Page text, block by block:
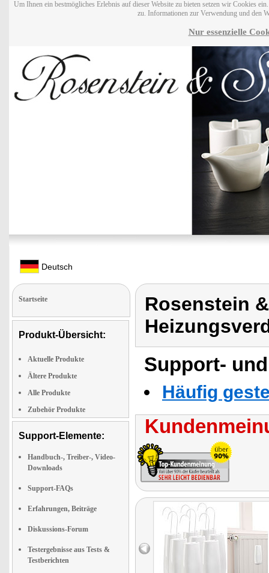
Um Ihnen ein bestmögliches Erlebnis auf dieser Website zu bieten setzen wir Cookies
zu. Informationen zur Verwendung und den
Nur essenzielle
Deutsch
Startseite
Produkt-Übersicht:
Aktuelle Produkte
Ältere Produkte
Alle Produkte
Zubehör Produkte
Support-Elemente:
Handbuch-, Treiber-, Video-
Downloads
Support-FAQs
Erfahrungen, Beiträge
Diskussions-Forum
Testergebnisse aus Tests &
Testberichten
Rosenstein
Support-
Häufig